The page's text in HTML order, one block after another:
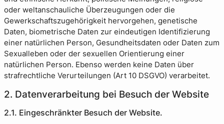
oder weltanschauliche Überzeugungen oder die
Gewerkschaftszugehörigkeit hervorgehen, genetische
Daten, biometrische Daten zur eindeutigen Identifizierung
einer natürlichen Person, Gesundheitsdaten oder Daten zum
Sexualleben oder der sexuellen Orientierung einer
natürlichen Person. Ebenso werden keine Daten über
strafrechtliche Verurteilungen (Art 10 DSGVO) verarbeitet.
2. Datenverarbeitung bei Besuch der Website
2.1. Eingeschränkter Besuch der Website.